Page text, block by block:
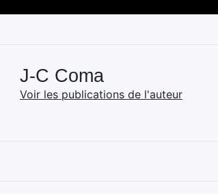
J-C Coma
Voir les publications de l'auteur